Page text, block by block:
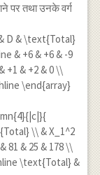
पर तथा उनके वर्ग